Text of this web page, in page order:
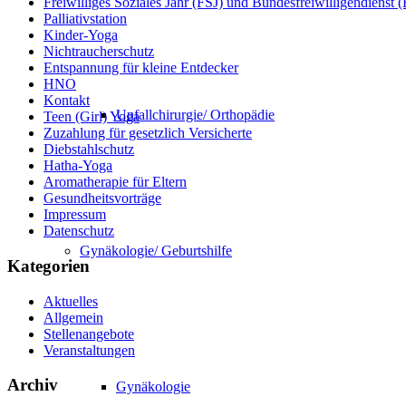
Unfallchirurgie/ Orthopädie
Gynäkologie/ Geburtshilfe
Gynäkologie
Palliativstation
Kinder-Yoga
Nichtraucherschutz
Entspannung für kleine Entdecker
HNO
Kontakt
Teen (Girl) Yoga
Zuzahlung für gesetzlich Versicherte
Diebstahlschutz
Hatha-Yoga
Aromatherapie für Eltern
Gesundheitsvorträge
Impressum
Datenschutz
Kategorien
Aktuelles
Allgemein
Stellenangebote
Veranstaltungen
Archiv